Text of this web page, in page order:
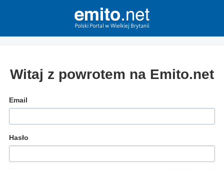
Witaj z powrotem na Emito.net
Email
Hasło